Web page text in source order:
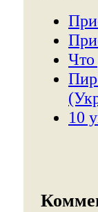
Что
10